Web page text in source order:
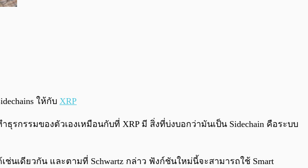
ให้กับ XRP
กรรมของตัวเองเหมือนกับที่ XRP มี สิ่งที่บ่งบอกว่ามันเป็น Sidechain คือระบบ
นเดียวกัน และตามที่ Schwartz กล่าว ฟังก์ชันใหม่นี้จะสามารถใช้ Smart